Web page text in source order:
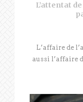
L’attentat
L’affaire de
aussi l’affaire